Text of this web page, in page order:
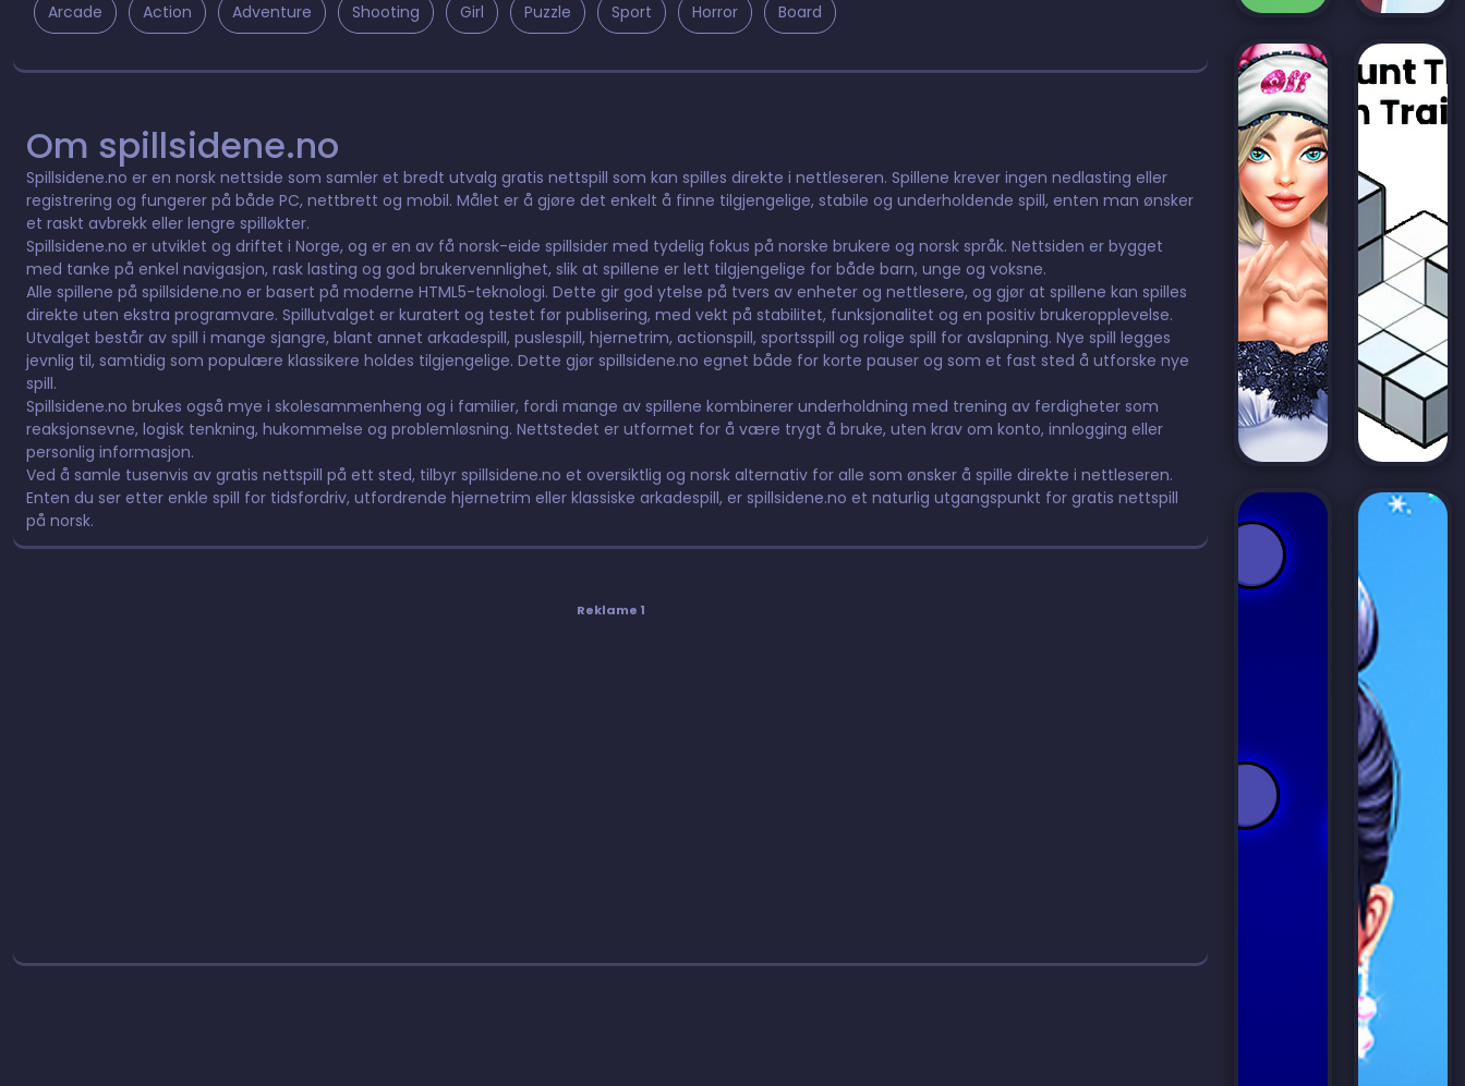
Arcade Action Adventure Shooting Girl Puzzle Sport Horror Board
Om spillsidene.no
Spillsidene.no er en norsk nettside som samler et bredt utvalg gratis nettspill som kan spilles direkte i nettleseren. Spillene krever ingen nedlasting eller
registrering og fungerer på både PC, nettbrett og mobil. Målet er å gjøre det enkelt å finne tilgjengelige, stabile og underholdende spill, enten man ønsker
et raskt avbrekk eller lengre spilløkter.
Spillsidene.no er utviklet og driftet i Norge, og er en av få norsk-eide spillsider med tydelig fokus på norske brukere og norsk språk. Nettsiden er bygget
med tanke på enkel navigasjon, rask lasting og god brukervennlighet, slik at spillene er lett tilgjengelige for både barn, unge og voksne.
Alle spillene på spillsidene.no er basert på moderne HTML5-teknologi. Dette gir god ytelse på tvers av enheter og nettlesere, og gjør at spillene kan spilles
direkte uten ekstra programvare. Spillutvalget er kuratert og testet før publisering, med vekt på stabilitet, funksjonalitet og en positiv brukeropplevelse.
Utvalget består av spill i mange sjangre, blant annet arkadespill, puslespill, hjernetrim, actionspill, sportsspill og rolige spill for avslapning. Nye spill legges
jevnlig til, samtidig som populære klassikere holdes tilgjengelige. Dette gjør spillsidene.no egnet både for korte pauser og som et fast sted å utforske nye
spill.
Spillsidene.no brukes også mye i skolesammenheng og i familier, fordi mange av spillene kombinerer underholdning med trening av ferdigheter som
reaksjonsevne, logisk tenkning, hukommelse og problemløsning. Nettstedet er utformet for å være trygt å bruke, uten krav om konto, innlogging eller
personlig informasjon.
Ved å samle tusenvis av gratis nettspill på ett sted, tilbyr spillsidene.no et oversiktlig og norsk alternativ for alle som ønsker å spille direkte i nettleseren.
Enten du ser etter enkle spill for tidsfordriv, utfordrende hjernetrim eller klassiske arkadespill, er spillsidene.no et naturlig utgangspunkt for gratis nettspill
på norsk.
Reklame 1